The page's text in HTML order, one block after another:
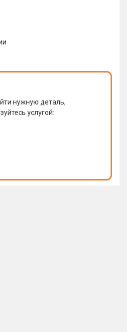
нужную деталь,
услугой: